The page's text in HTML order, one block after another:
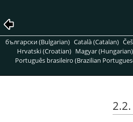
български (Bulgarian) Català (Catalan)
Hrvatski (Croatian) Magyar (Hungarian)
Português brasileiro (Brazilian